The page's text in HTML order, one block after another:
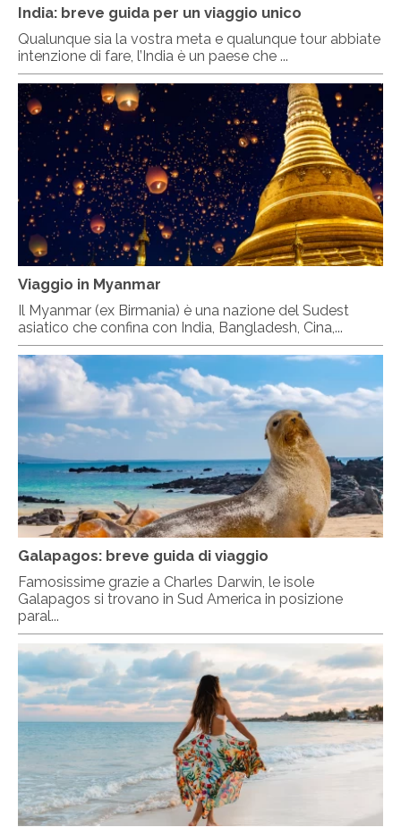
India: breve guida per un viaggio unico
Qualunque sia la vostra meta e qualunque tour abbiate
intenzione di fare, l’India è un paese che ...
Viaggio in Myanmar
Il Myanmar (ex Birmania) è una nazione del Sudest
asiatico che confina con India, Bangladesh, Cina,...
Galapagos: breve guida di viaggio
Famosissime grazie a Charles Darwin, le isole
Galapagos si trovano in Sud America in posizione
paral...